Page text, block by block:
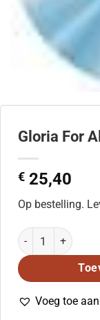
Gloria For
€ 25,40
Op bestelling.
Gloria For All
Voeg toe